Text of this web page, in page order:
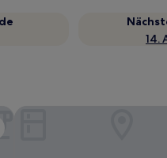
14.
Signature Collection